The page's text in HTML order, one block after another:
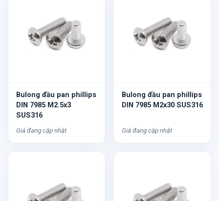
Bulong đầu pan phillips
DIN 7985 M2.5x3
SUS316
Giá đang cập nhật
Bulong đầu pan phillips
DIN 7985 M2x30 SUS316
Giá đang cập nhật